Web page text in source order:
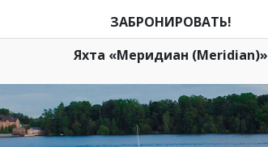
ЗАБРОНИРОВАТЬ!
Яхта «Меридиан (Meridian)»